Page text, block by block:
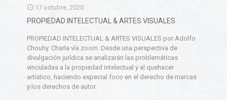
17 octubre, 2020
PROPIEDAD INTELECTUAL & ARTES VISUALES
PROPIEDAD INTELECTUAL & ARTES VISUALES por Adolfo
Chouhy. Charla vía zoom. Desde una perspectiva de
divulgación jurídica se analizarán las problemáticas
vinculadas a la propiedad intelectual y al quehacer
artístico, haciendo especial foco en el derecho de marcas
y los derechos de autor.